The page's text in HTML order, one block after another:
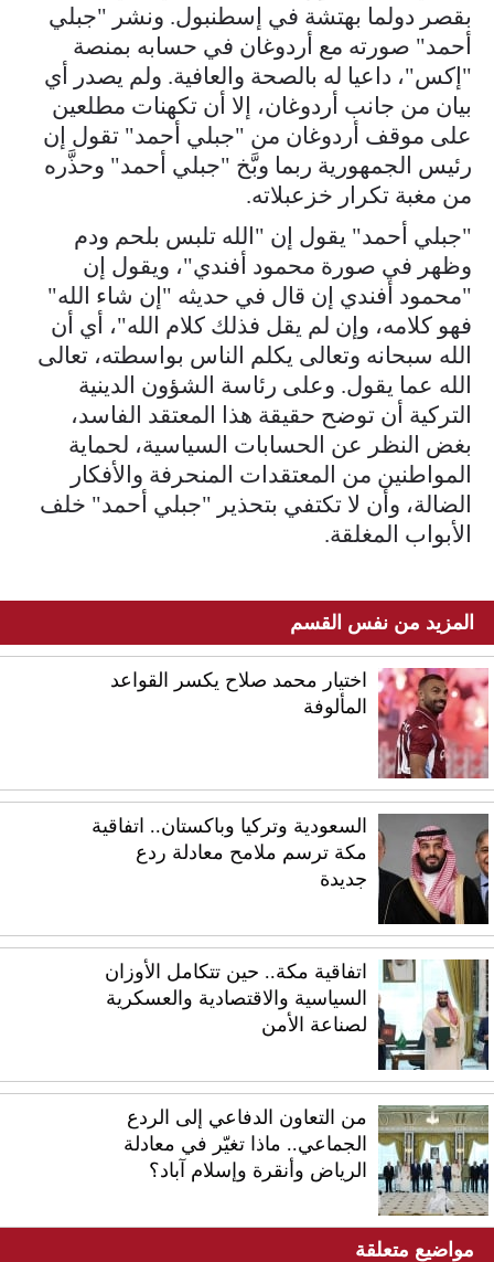
بقصر دولما بهتشة في إسطنبول. ونشر "جبلي
أحمد" صورته مع أردوغان في حسابه بمنصة
"إكس"، داعيا له بالصحة والعافية. ولم يصدر أي
بيان من جانب أردوغان، إلا أن تكهنات مطلعين
على موقف أردوغان من "جبلي أحمد" تقول إن
رئيس الجمهورية ربما وبَّخ "جبلي أحمد" وحذَّره
من مغبة تكرار خزعبلاته.
"جبلي أحمد" يقول إن "الله تلبس بلحم ودم
وظهر في صورة محمود أفندي"، ويقول إن
"محمود أفندي إن قال في حديثه "إن شاء الله"
فهو كلامه، وإن لم يقل فذلك كلام الله"، أي أن
الله سبحانه وتعالى يكلم الناس بواسطته، تعالى
الله عما يقول. وعلى رئاسة الشؤون الدينية
التركية أن توضح حقيقة هذا المعتقد الفاسد،
بغض النظر عن الحسابات السياسية، لحماية
المواطنين من المعتقدات المنحرفة والأفكار
الضالة، وأن لا تكتفي بتحذير "جبلي أحمد" خلف
الأبواب المغلقة.
المزيد من نفس القسم
اختيار محمد صلاح يكسر القواعد
المألوفة
السعودية وتركيا وباكستان.. اتفاقية
مكة ترسم ملامح معادلة ردع
جديدة
اتفاقية مكة.. حين تتكامل الأوزان
السياسية والاقتصادية والعسكرية
لصناعة الأمن
من التعاون الدفاعي إلى الردع
الجماعي.. ماذا تغيّر في معادلة
الرياض وأنقرة وإسلام آباد؟
مواضيع متعلقة